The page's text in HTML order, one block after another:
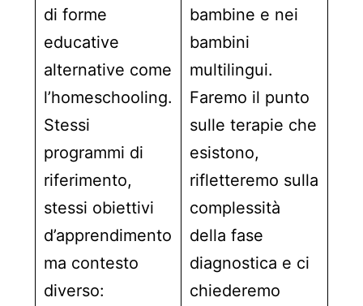
di forme
educative
alternative come
l’homeschooling.
Stessi
programmi di
riferimento,
stessi obiettivi
d’apprendimento
ma contesto
diverso:
bambine e nei
bambini
multilingui.
Faremo il punto
sulle terapie che
esistono,
rifletteremo sulla
complessità
della fase
diagnostica e ci
chiederemo